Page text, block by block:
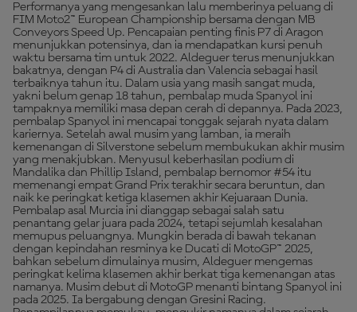
Performanya yang mengesankan lalu memberinya peluang di
FIM Moto2™ European Championship bersama dengan MB
Conveyors Speed Up. Pencapaian penting finis P7 di Aragon
menunjukkan potensinya, dan ia mendapatkan kursi penuh
waktu bersama tim untuk 2022. Aldeguer terus menunjukkan
bakatnya, dengan P4 di Australia dan Valencia sebagai hasil
terbaiknya tahun itu. Dalam usia yang masih sangat muda,
yakni belum genap 18 tahun, pembalap muda Spanyol ini
tampaknya memiliki masa depan cerah di depannya. Pada 2023,
pembalap Spanyol ini mencapai tonggak sejarah nyata dalam
kariernya. Setelah awal musim yang lamban, ia meraih
kemenangan di Silverstone sebelum membukukan akhir musim
yang menakjubkan. Menyusul keberhasilan podium di
Mandalika dan Phillip Island, pembalap bernomor #54 itu
memenangi empat Grand Prix terakhir secara beruntun, dan
naik ke peringkat ketiga klasemen akhir Kejuaraan Dunia.
Pembalap asal Murcia ini dianggap sebagai salah satu
penantang gelar juara pada 2024, tetapi sejumlah kesalahan
memupus peluangnya. Mungkin berada di bawah tekanan
dengan kepindahan resminya ke Ducati di MotoGP™ 2025,
bahkan sebelum dimulainya musim, Aldeguer mengemas
peringkat kelima klasemen akhir berkat tiga kemenangan atas
namanya. Musim debut di MotoGP menanti bintang Spanyol ini
pada 2025. Ia bergabung dengan Gresini Racing.